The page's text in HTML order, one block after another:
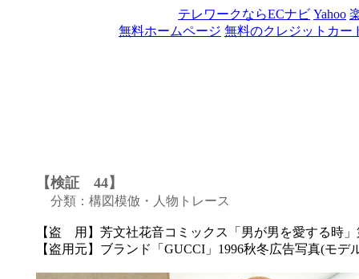
【検証 44】
分類：構図模倣・人物トレース
【盗 用】芳文社花音コミックス「男が男を愛する時
【盗用元】ブランド「GUCCI」1996秋冬広告写真(モデ
テレワークならECナビ Yahoo
無料ホームページ 無料のクレジットカー